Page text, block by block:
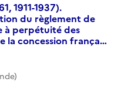
1911-1937).
du règlement de
à perpétuité des
la concession frança…